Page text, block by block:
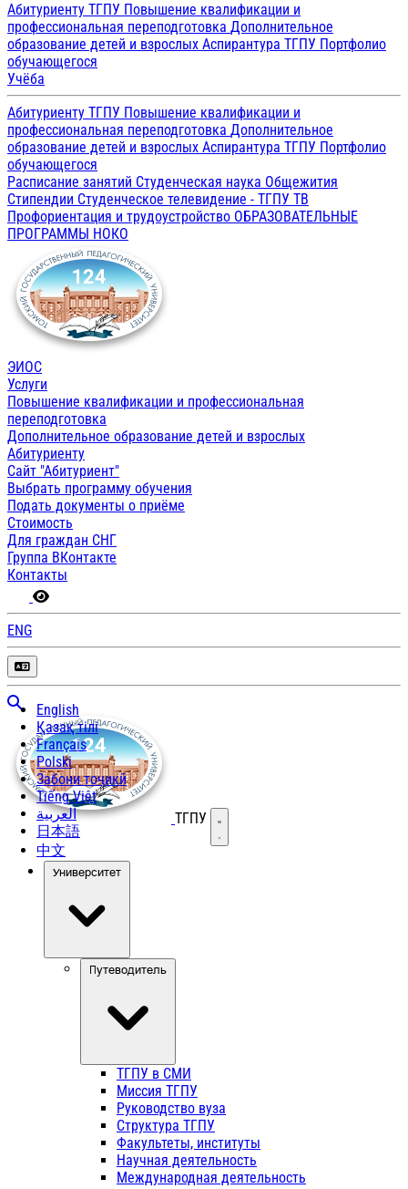
Абитуриенту ТГПУ Повышение квалификации и
профессиональная переподготовка Дополнительное
образование детей и взрослых Аспирантура ТГПУ Портфолио
обучающегося
Учёба
Абитуриенту ТГПУ Повышение квалификации и
профессиональная переподготовка Дополнительное
образование детей и взрослых Аспирантура ТГПУ Портфолио
обучающегося
Расписание занятий Студенческая наука Общежития
Стипендии Студенческое телевидение - ТГПУ ТВ
Профориентация и трудоустройство ОБРАЗОВАТЕЛЬНЫЕ
ПРОГРАММЫ НОКО
ЭИОС
Услуги
Повышение квалификации и профессиональная
переподготовка
Дополнительное образование детей и взрослых
Абитуриенту
Сайт "Абитуриент"
Выбрать программу обучения
Подать документы о приёме
Стоимость
Для граждан СНГ
Группа ВКонтакте
Контакты
ENG
English
Қазақ тілі
Français
Polski
Забони тоҷикӣ
Tiếng Việt
العربية
日本語
中文
ТГПУ Открыть меню
Университет
Путеводитель
ТГПУ в СМИ
Миссия ТГПУ
Руководство вуза
Структура ТГПУ
Факультеты, институты
Научная деятельность
Международная деятельность